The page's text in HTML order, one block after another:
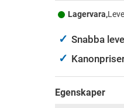
Lagervara,
✓ Snabba
✓
Egenskaper